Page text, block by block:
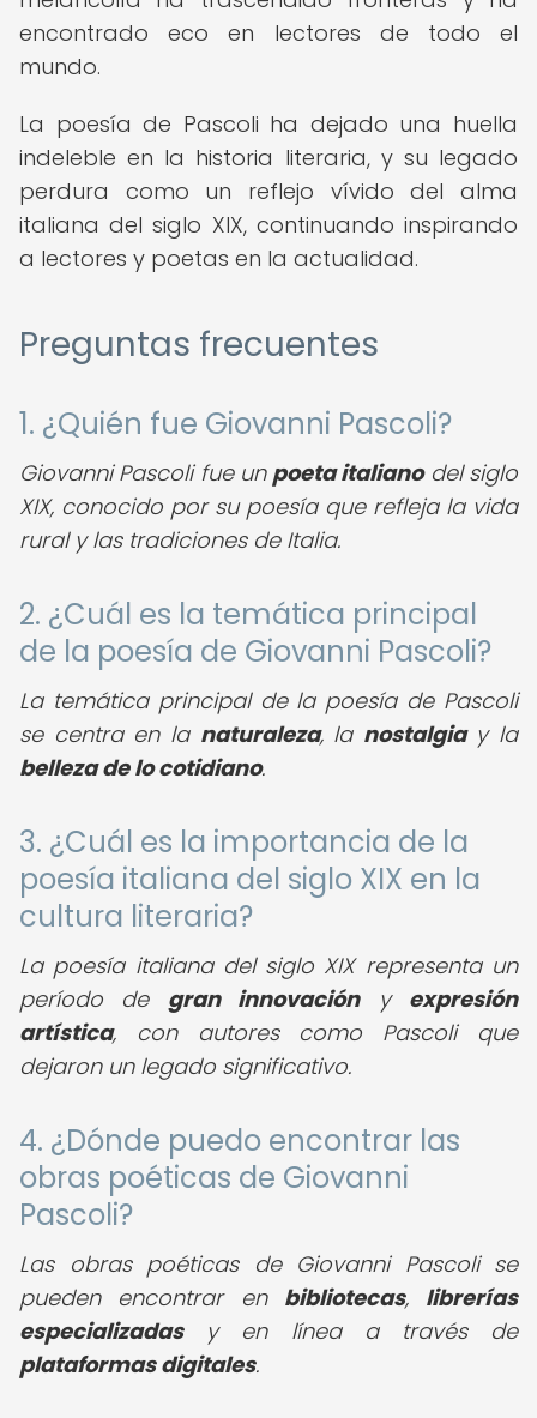
encontrado eco en lectores de todo el
mundo.
La poesía de Pascoli ha dejado una huella
indeleble en la historia literaria, y su legado
perdura como un reflejo vívido del alma
italiana del siglo XIX, continuando inspirando
a lectores y poetas en la actualidad.
Preguntas frecuentes
1. ¿Quién fue Giovanni Pascoli?
Giovanni Pascoli fue un poeta italianodel siglo
XIX, conocido por su poesía que refleja la vida
rural y las tradiciones de Italia.
2. ¿Cuál es la temática principal
de la poesía de Giovanni Pascoli?
La temática principal de la poesía de Pascoli
se centra en la naturaleza, la nostalgiay la
belleza de lo cotidiano.
3. ¿Cuál es la importancia de la
poesía italiana del siglo XIX en la
cultura literaria?
La poesía italiana del siglo XIX representa un
período de gran innovacióny expresión
artística, con autores como Pascoli que
dejaron un legado significativo.
4. ¿Dónde puedo encontrar las
obras poéticas de Giovanni
Pascoli?
Las obras poéticas de Giovanni Pascoli se
pueden encontrar en bibliotecas, librerías
especializadasy en línea a través de
plataformas digitales.